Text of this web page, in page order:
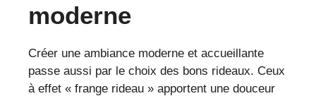
moderne
Créer une ambiance moderne et accueillante
passe aussi par le choix des bons rideaux. Ceux
à effet « frange rideau » apportent une douceur